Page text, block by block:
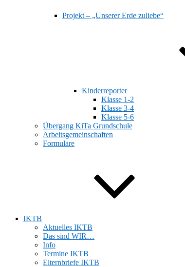
Projekt – „Unserer Erde zuliebe“
Kinderreporter
Klasse 1-2
Klasse 3-4
Klasse 5-6
Übergang KiTa Grundschule
Arbeitsgemeinschaften
Formulare
IKTB
Aktuelles IKTB
Das sind WIR…
Info
Termine IKTB
Elternbriefe IKTB